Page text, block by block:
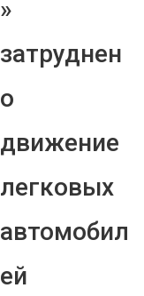
»
затруднен
о
движение
легковых
автомобил
ей